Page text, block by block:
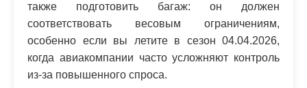
также подготовить багаж: он должен
соответствовать весовым ограничениям,
особенно если вы летите в сезон 04.04.2026,
когда авиакомпании часто усложняют контроль
из-за повышенного спроса.